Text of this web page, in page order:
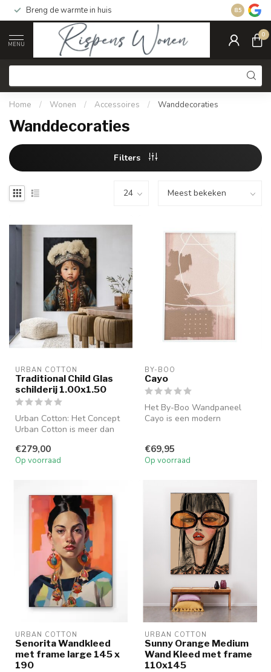
Breng de warmte in huis Gratis
8.5
MENU
0
Home / Wonen / Accessoires / Wanddecoraties
Wanddecoraties
Filters
URBAN COTTON
Traditional Child Glas
schilderij 1.00x1.50
Urban Cotton: Het Concept
Urban Cotton is meer dan
e...
€279,00
Op voorraad
BY-BOO
Cayo
Het By-Boo Wandpaneel
Cayo is een modern
€69,95
Op voorraad
URBAN COTTON
Senorita Wandkleed
met frame large 145 x
190
URBAN COTTON
Sunny Orange Medium
Wand Kleed met frame
110x145